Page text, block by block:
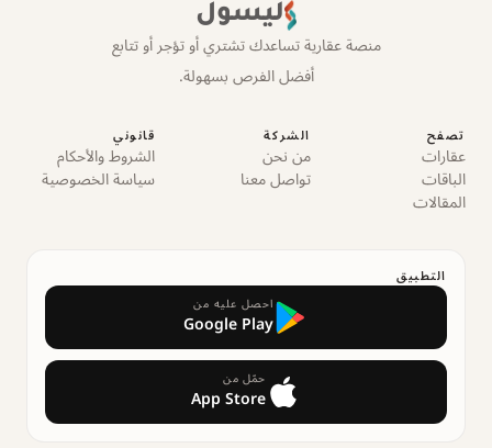
ليسول
منصة عقارية تساعدك تشتري أو تؤجر أو تتابع
أفضل الفرص بسهولة.
تصفح
عقارات
الباقات
المقالات
الشركة
من نحن
تواصل معنا
قانوني
الشروط والأحكام
سياسة الخصوصية
التطبيق
احصل عليه من
Google Play
حمّل من
App Store